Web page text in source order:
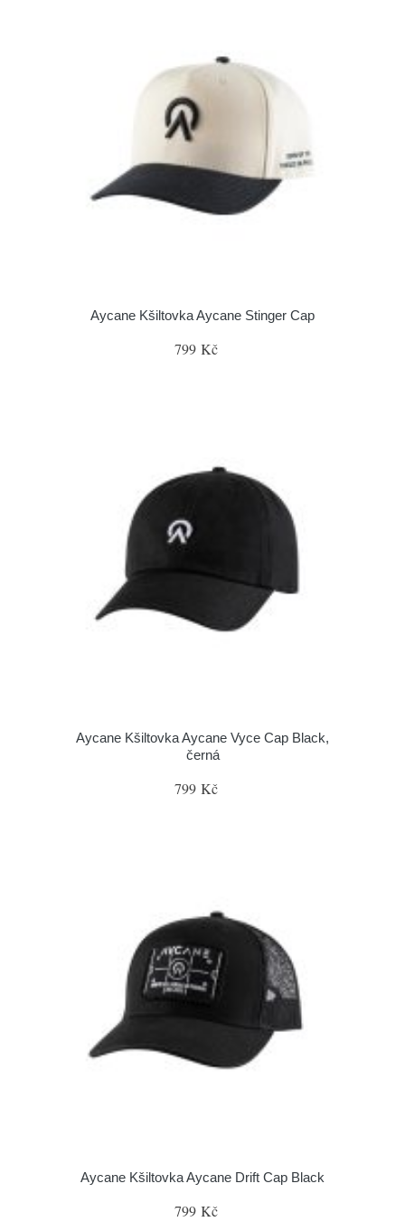
Aycane Kšiltovka Aycane Stinger Cap
799 Kč
Aycane Kšiltovka Aycane Vyce Cap Black,
černá
799 Kč
Aycane Kšiltovka Aycane Drift Cap Black
799 Kč